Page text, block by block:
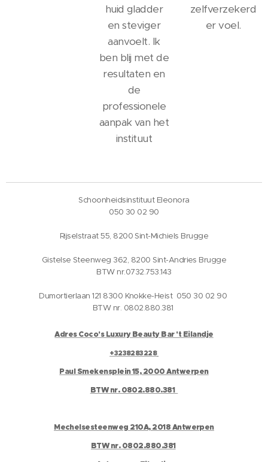
huid gladder
en steviger
aanvoelt. Ik
ben blij met de
resultaten en
de
professionele
aanpak van het
instituut
zelfverzekerd
er voel.
Schoonheidsinstituut Eleonora
050 30 02 90
Rijselstraat 55, 8200 Sint-Michiels Brugge
Gistelse Steenweg 362, 8200 Sint-Andries Brugge
BTW nr.0732.753.143
Dumortierlaan 121 8300 Knokke-Heist 050 30 02 90
BTW nr. 0802.880.381
Adres Coco's Luxury Beauty Bar 't Eilandje
+3238283228
Paul Smekensplein 15, 2000 Antwerpen
BTW nr. 0802.880.381
Mechelsesteenweg 210A, 2018 Antwerpen
BTW nr. 0802.880.381